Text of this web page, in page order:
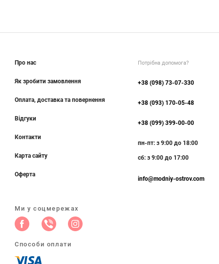
Про нас
Як зробити замовлення
Оплата, доставка та повернення
Відгуки
Контакти
Карта сайту
Оферта
Ми у соцмережах
Способи оплати
Потрібна допомога?
+38 (098) 73-07-330
+38 (093) 170-05-48
+38 (099) 399-00-00
пн-пт: з 9:00 до 18:00
сб: з 9:00 до 17:00
info@modniy-ostrov.com